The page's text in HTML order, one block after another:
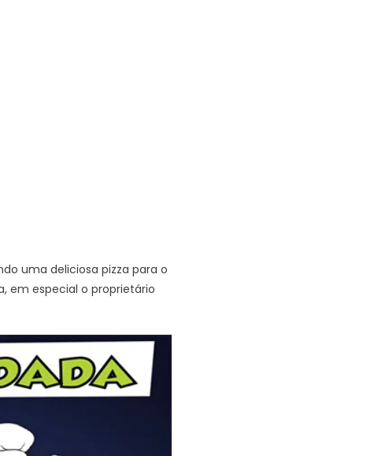
uma deliciosa pizza para o
em especial o proprietário